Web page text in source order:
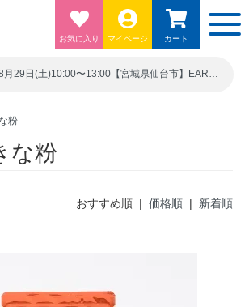
お気に入り マイページ カート
8月29日(土)10:00〜13:00【宮城県仙台市】EARTH BLUE 仙台勾当台ビル5階シード21 宮城県仙台市青葉区上杉１丁目６－１０
粉
な粉
おすすめ順 | 価格順 | 新着順